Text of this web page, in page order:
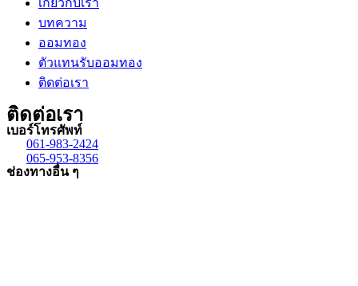
เกี่ยวกับเรา
บทความ
ออมทอง
ตัวแทนรับออมทอง
ติดต่อเรา
ติดต่อเรา
เบอร์โทรศัพท์
061-983-2424
065-953-8356
ช่องทางอื่น ๆ